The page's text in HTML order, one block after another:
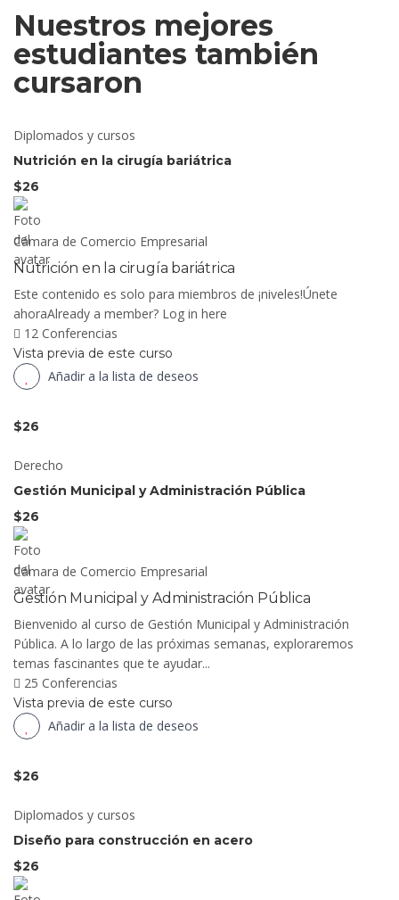
Nuestros mejores
estudiantes también
cursaron
Diplomados y cursos
Nutrición en la cirugía bariátrica
$26
Cámara de Comercio Empresarial
Nutrición en la cirugía bariátrica
Este contenido es solo para miembros de ¡niveles!Únete
ahoraAlready a member? Log in here
12 Conferencias
Vista previa de este curso
Añadir a la lista de deseos
$26
Derecho
Gestión Municipal y Administración Pública
$26
Cámara de Comercio Empresarial
Gestión Municipal y Administración Pública
Bienvenido al curso de Gestión Municipal y Administración
Pública. A lo largo de las próximas semanas, exploraremos
temas fascinantes que te ayudar...
25 Conferencias
Vista previa de este curso
Añadir a la lista de deseos
$26
Diplomados y cursos
Diseño para construcción en acero
$26